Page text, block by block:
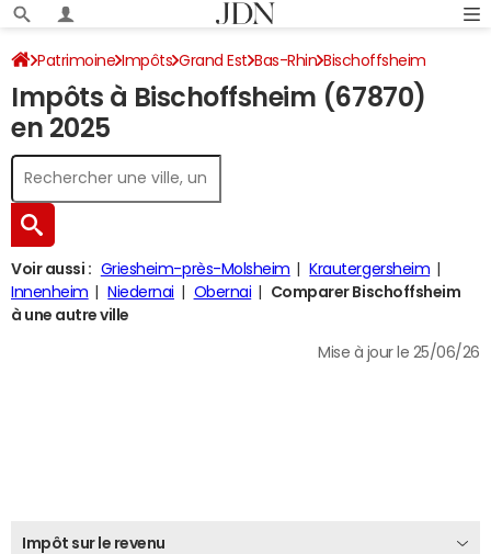
Patrimoine Impôts Grand Est Bas-Rhin Bischoffsheim
Impôt sur le revenu
Impôts à Bischoffsheim (67870)
en 2025
Voir aussi : Griesheim-près-Molsheim
Krautergersheim
Innenheim
Niedernai Obernai
Comparer Bischoffsheim
à une autre ville
Mise à jour le 25/06/26
Impôt sur le revenu